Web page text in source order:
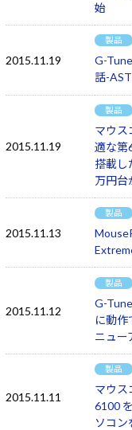
始
2015.11.19
製品
G-
話-
2015.11.19
製品
マウス
適な第
搭載し
万円台
2015.11.13
製品
2015.11.12
製品
G-
に動作
ニュー
2015.11.11
製品
マウス
6100
ソコン